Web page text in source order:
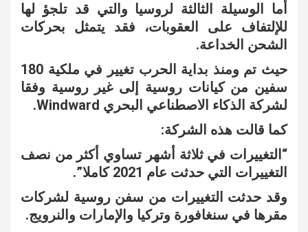
أما الوسيلة الثالثة لروسيا والتي قد تلجؤ لها
للإلتفاف على العقوبات، فقد يتمثل بحركات
الشحن الخداعة.
حيث تم ومنذ بداية الحرب تغيير في ملكية 180
سفين من كيانات روسية إلى غير روسية وفقا
لشركة الذكاء الاصطناعي البحري Windward.
كما قالت هذه الشركة:
“التغييرات في ثلاثة أشهر تساوي أكثر من نصف
التغييرات التي حدثت عام 2021 كاملا”.
وقد حدثت التغييرات من سفن روسية لشركات
مقرها في سنغافورة وتركيا والإمارات والنرويج.